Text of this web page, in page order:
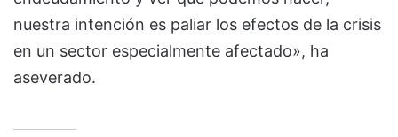
nuestra intención es paliar los efectos de la crisis
en un sector especialmente afectado», ha
aseverado.